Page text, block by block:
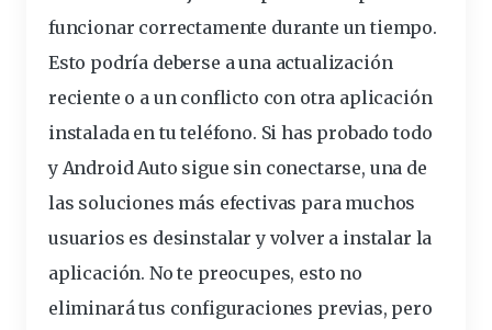
funcionar correctamente durante un tiempo.
Esto podría deberse a una actualización
reciente o a un conflicto con otra aplicación
instalada en tu teléfono. Si has probado todo
y Android Auto sigue sin conectarse, una de
las soluciones más efectivas para muchos
usuarios es desinstalar y volver a instalar la
aplicación. No te preocupes, esto no
eliminará tus configuraciones previas, pero